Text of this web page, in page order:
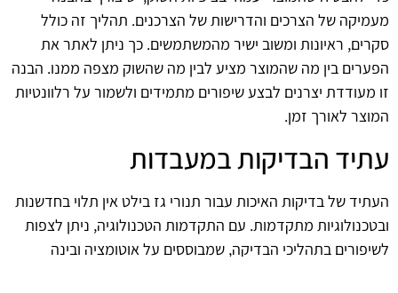
מעמיקה של הצרכים והדרישות של הצרכנים. תהליך זה כולל
סקרים, ראיונות ומשוב ישיר מהמשתמשים. כך ניתן לאתר את
הפערים בין מה שהמוצר מציע לבין מה שהשוק מצפה ממנו. הבנה
זו מעודדת יצרנים לבצע שיפורים מתמידים ולשמור על רלוונטיות
המוצר לאורך זמן.
עתיד הבדיקות במעבדות
העתיד של בדיקות האיכות עבור תנורי גז בילט אין תלוי בחדשנות
ובטכנולוגיות מתקדמות. עם התקדמות הטכנולוגיה, ניתן לצפות
לשיפורים בתהליכי הבדיקה, שמבוססים על אוטומציה ובינה